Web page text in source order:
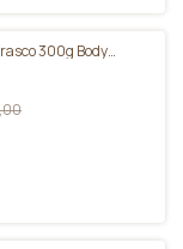
300g Body